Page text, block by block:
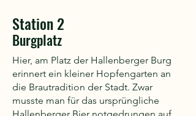
Station 2
Burgplatz
Hier, am Platz der Hallenberger Burg
erinnert ein kleiner Hopfengarten an
die Brautradition der Stadt. Zwar
musste man für das ursprüngliche